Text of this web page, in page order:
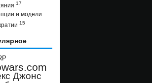
17
и модели
15
Джонс